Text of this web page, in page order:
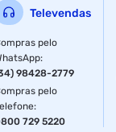
Televendas
pelo
:
98428-2779
pelo
:
729 5220